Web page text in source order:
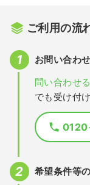
ご利用の流
お問い合わせ
問い合わせる
でも受け付
希望条件等